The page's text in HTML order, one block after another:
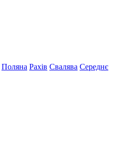
Поляна Рахів Свалява Середнє